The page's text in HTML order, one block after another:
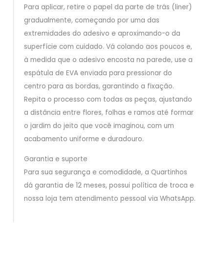
Para aplicar, retire o papel da parte de trás (liner)
gradualmente, começando por uma das
extremidades do adesivo e aproximando-o da
superfície com cuidado. Vá colando aos poucos e,
à medida que o adesivo encosta na parede, use a
espátula de EVA enviada para pressionar do
centro para as bordas, garantindo a fixação.
Repita o processo com todas as peças, ajustando
a distância entre flores, folhas e ramos até formar
o jardim do jeito que você imaginou, com um
acabamento uniforme e duradouro.
Garantia e suporte
Para sua segurança e comodidade, a Quartinhos
dá garantia de 12 meses, possui política de troca e
nossa loja tem atendimento pessoal via WhatsApp.